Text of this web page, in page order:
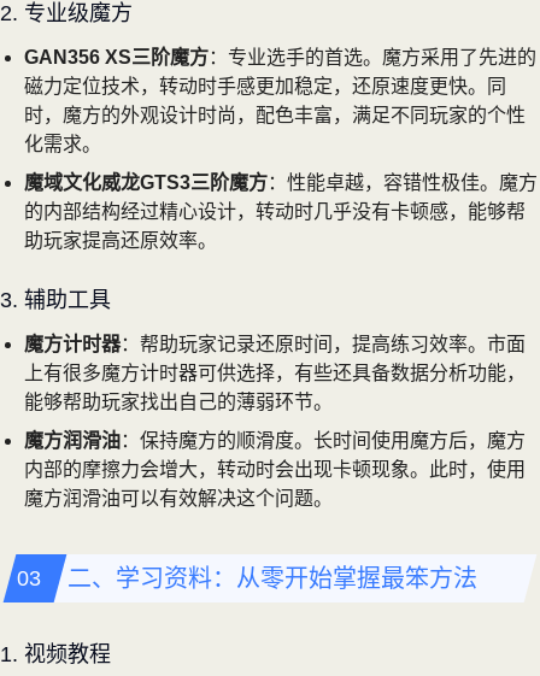
2. 专业级魔方
GAN356 XS三阶魔方：专业选手的首选。魔方采用了先进的
磁力定位技术，转动时手感更加稳定，还原速度更快。同
时，魔方的外观设计时尚，配色丰富，满足不同玩家的个性
化需求。
魔域文化威龙GTS3三阶魔方：性能卓越，容错性极佳。魔方
的内部结构经过精心设计，转动时几乎没有卡顿感，能够帮
助玩家提高还原效率。
3. 辅助工具
魔方计时器：帮助玩家记录还原时间，提高练习效率。市面
上有很多魔方计时器可供选择，有些还具备数据分析功能，
能够帮助玩家找出自己的薄弱环节。
魔方润滑油：保持魔方的顺滑度。长时间使用魔方后，魔方
内部的摩擦力会增大，转动时会出现卡顿现象。此时，使用
魔方润滑油可以有效解决这个问题。
二、学习资料：从零开始掌握最笨方法
1. 视频教程